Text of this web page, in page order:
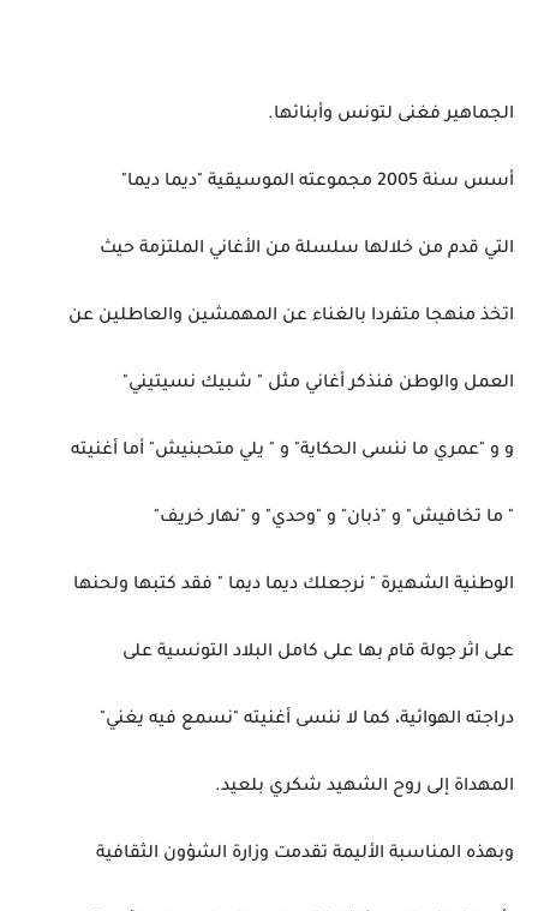
الجماهير فغنى لتونس وأبنائها.
أسس سنة 2005 مجموعته الموسيقية "ديما ديما"
التي قدم من خلالها سلسلة من الأغاني الملتزمة حيث
اتخذ منهجا متفردا بالغناء عن المهمشين والعاطلين عن
العمل والوطن فنذكر أغاني مثل " شبيك نسيتيني"
و و "عمري ما ننسى الحكاية" و " يلي متحبنيش" أما أغنيته
" ما تخافيش" و "ذبان" و "وحدي" و "نهار خريف"
الوطنية الشهيرة " نرجعلك ديما ديما " فقد كتبها ولحنها
على اثر جولة قام بها على كامل البلاد التونسية على
دراجته الهوائية، كما لا ننسى أغنيته "نسمع فيه يغني"
المهداة إلى روح الشهيد شكري بلعيد.
وبهذه المناسبة الأليمة تقدمت وزارة الشؤون الثقافية